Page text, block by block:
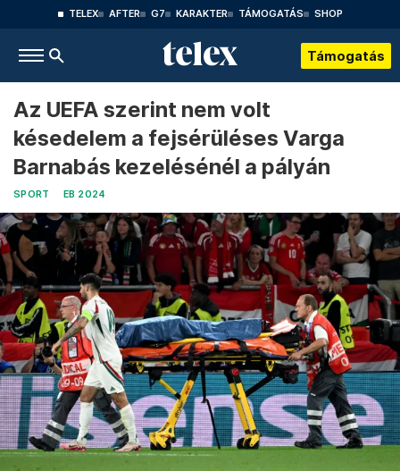
TELEX AFTER G7 KARAKTER TÁMOGATÁS SHOP
Támogatás
Az UEFA szerint nem volt
késedelem a fejsérüléses Varga
Barnabás kezelésénél a pályán
SPORT EB 2024